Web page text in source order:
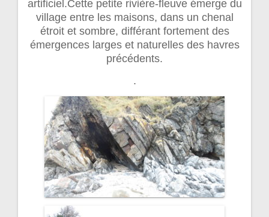
artificiel.Cette petite rivière-fleuve émerge du
village entre les maisons, dans un chenal
étroit et sombre, différant fortement des
émergences larges et naturelles des havres
précédents.
.